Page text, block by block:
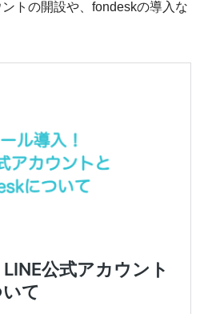
トの開設や、fondeskの導入な